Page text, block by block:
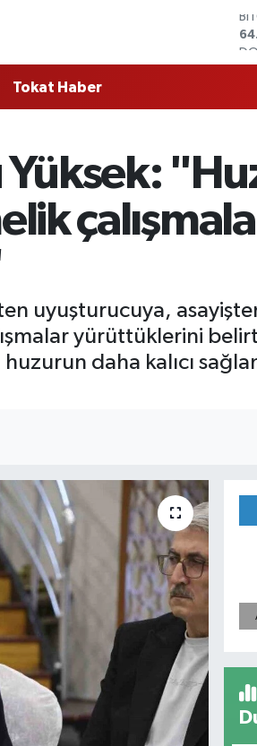
Tokat Haber
uyuşturucuya,
yürüttüklerini
daha kalıcı